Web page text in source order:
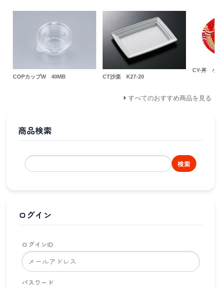
COPカップW 40MB CT沙楽 K27-20
CY-丼 小
すべてのおすすめ商品を見る
商品検索
検索
ログイン
ログインID
パスワード